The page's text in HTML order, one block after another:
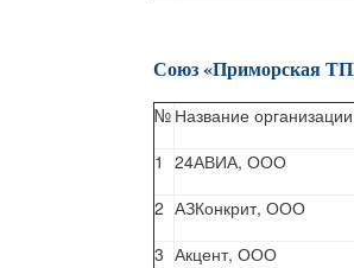
Союз «Приморская
№ Название организации
1 24АВИА, ООО
2 АЗКонкрит, ООО
3 Акцент, ООО